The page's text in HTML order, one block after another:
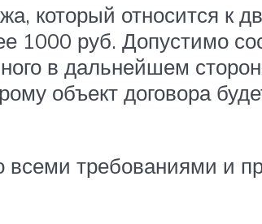
который относится к
1000 руб. Допустимо
в дальнейшем
объект договора
требованиями и